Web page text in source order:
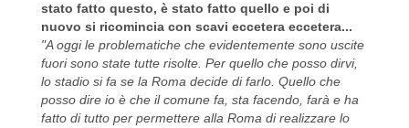
stato fatto questo, è stato fatto quello e poi di
nuovo si ricomincia con scavi eccetera eccetera...
"A oggi le problematiche che evidentemente sono uscite
fuori sono state tutte risolte. Per quello che posso dirvi,
lo stadio si fa se la Roma decide di farlo. Quello che
posso dire io è che il comune fa, sta facendo, farà e ha
fatto di tutto per permettere alla Roma di realizzare lo